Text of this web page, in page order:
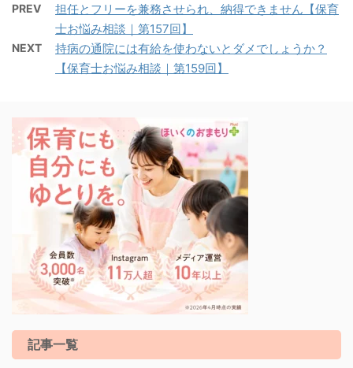
PREV
担任とフリーを兼務させられ、納得できません【保育
士お悩み相談｜第157回】
NEXT
持病の通院には有給を使わないとダメでしょうか？
【保育士お悩み相談｜第159回】
記事一覧